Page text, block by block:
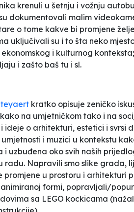
krenuli u šetnju i vožnju
dokumentovali malim
o tome kakve bi promjene
uključivali su i to šta neko
i kulturnog
i zašto baš tu i sl.
kratko opisuje zeničko
na umjetničkom tako i na
ideje o arhitekturi, estetici i svrsi
i muzici u kontekstu
i uzbuđena oko svih naših
radu. Napravili smo slike grada,
u prostoru i arhitekturi
animiranoj formi, popravljali/
sa LEGO kockicama